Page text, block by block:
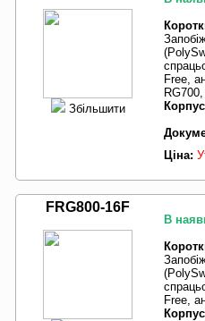
Збільшити
Free,
Ціна:
FRG800-16F
В
Free,